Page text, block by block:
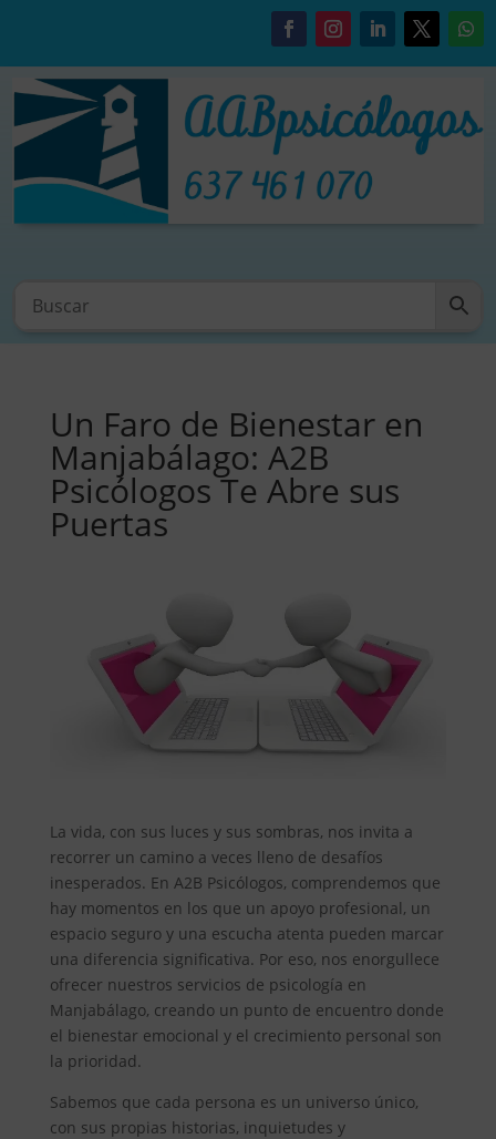
Un Faro de Bienestar en
Manjabálago: A2B
Psicólogos Te Abre sus
Puertas
La vida, con sus luces y sus sombras, nos invita a
recorrer un camino a veces lleno de desafíos
inesperados. En A2B Psicólogos, comprendemos que
hay momentos en los que un apoyo profesional, un
espacio seguro y una escucha atenta pueden marcar
una diferencia significativa. Por eso, nos enorgullece
ofrecer nuestros servicios de psicología en
Manjabálago, creando un punto de encuentro donde
el bienestar emocional y el crecimiento personal son
la prioridad.
Sabemos que cada persona es un universo único,
con sus propias historias, inquietudes y